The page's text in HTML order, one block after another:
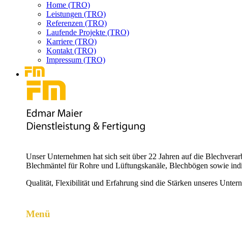
Home (TRO)
Leistungen (TRO)
Referenzen (TRO)
Laufende Projekte (TRO)
Karriere (TRO)
Kontakt (TRO)
Impressum (TRO)
Unser Unternehmen hat sich seit über 22 Jahren auf die
Blechmäntel für Rohre und Lüftungskanäle, Blechbögen sowie
Qualität, Flexibilität und Erfahrung sind die Stärken unseres
Menü